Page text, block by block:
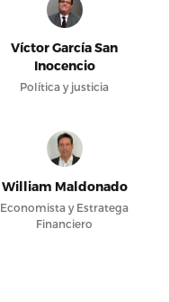
Víctor García San
Inocencio
Política y justicia
William Maldonado
Economista y Estratega
Financiero